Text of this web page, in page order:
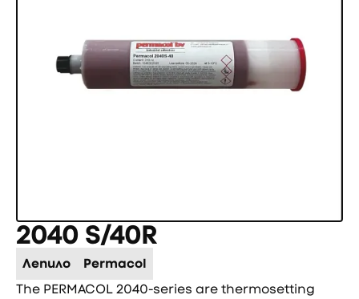
2040 S/40R
Лепило
Permacol
The PERMACOL 2040-series are thermosetting